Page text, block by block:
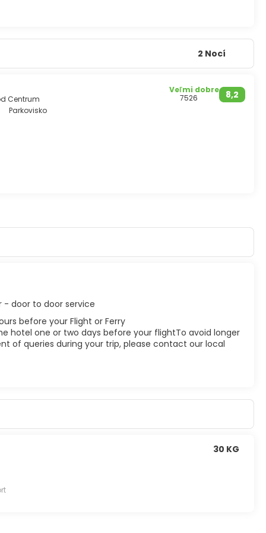
2 Nocí
Centrum 8,2
Veľmi dobre
7526
Parkovisko
- door to door service
before your Flight or Ferry
hotel one or two days before your flightTo avoid longer
of queries during your trip, please contact our local
30 KG